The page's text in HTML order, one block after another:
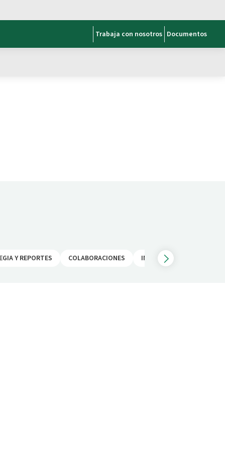
Trabaja con nosotros Documentos
Y REPORTES COLABORACIONES INICIATIVAS